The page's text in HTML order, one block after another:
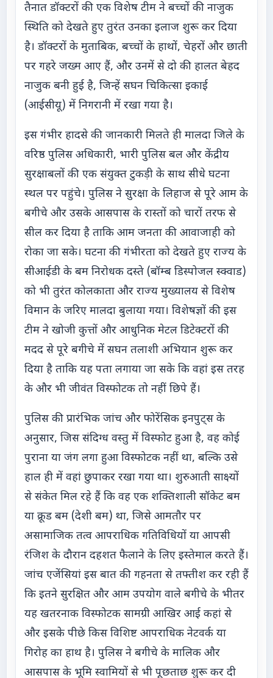
तैनात डॉक्टरों की एक विशेष टीम ने बच्चों की नाजुक
स्थिति को देखते हुए तुरंत उनका इलाज शुरू कर दिया
है। डॉक्टरों के मुताबिक, बच्चों के हाथों, चेहरों और छाती
पर गहरे जख्म आए हैं, और उनमें से दो की हालत बेहद
नाजुक बनी हुई है, जिन्हें सघन चिकित्सा इकाई
(आईसीयू) में निगरानी में रखा गया है।
इस गंभीर हादसे की जानकारी मिलते ही मालदा जिले के
वरिष्ठ पुलिस अधिकारी, भारी पुलिस बल और केंद्रीय
सुरक्षाबलों की एक संयुक्त टुकड़ी के साथ सीधे घटना
स्थल पर पहुंचे। पुलिस ने सुरक्षा के लिहाज से पूरे आम के
बगीचे और उसके आसपास के रास्तों को चारों तरफ से
सील कर दिया है ताकि आम जनता की आवाजाही को
रोका जा सके। घटना की गंभीरता को देखते हुए राज्य के
सीआईडी के बम निरोधक दस्ते (बॉम्ब डिस्पोजल स्क्वाड)
को भी तुरंत कोलकाता और राज्य मुख्यालय से विशेष
विमान के जरिए मालदा बुलाया गया। विशेषज्ञों की इस
टीम ने खोजी कुत्तों और आधुनिक मेटल डिटेक्टरों की
मदद से पूरे बगीचे में सघन तलाशी अभियान शुरू कर
दिया है ताकि यह पता लगाया जा सके कि वहां इस तरह
के और भी जीवंत विस्फोटक तो नहीं छिपे हैं।
पुलिस की प्रारंभिक जांच और फोरेंसिक इनपुट्स के
अनुसार, जिस संदिग्ध वस्तु में विस्फोट हुआ है, वह कोई
पुराना या जंग लगा हुआ विस्फोटक नहीं था, बल्कि उसे
हाल ही में वहां छुपाकर रखा गया था। शुरुआती साक्ष्यों
से संकेत मिल रहे हैं कि वह एक शक्तिशाली सॉकेट बम
या क्रूड बम (देशी बम) था, जिसे आमतौर पर
असामाजिक तत्व आपराधिक गतिविधियों या आपसी
रंजिश के दौरान दहशत फैलाने के लिए इस्तेमाल करते हैं।
जांच एजेंसियां इस बात की गहनता से तफ्तीश कर रही हैं
कि इतने सुरक्षित और आम उपयोग वाले बगीचे के भीतर
यह खतरनाक विस्फोटक सामग्री आखिर आई कहां से
और इसके पीछे किस विशिष्ट आपराधिक नेटवर्क या
गिरोह का हाथ है। पुलिस ने बगीचे के मालिक और
आसपास के भूमि स्वामियों से भी पूछताछ शुरू कर दी